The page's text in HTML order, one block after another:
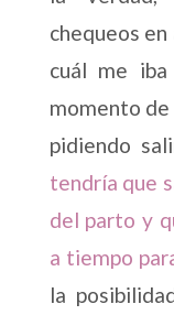
chequeos
cuál me
momento
pidiendo
tendría que
del parto y
a tiempo
la